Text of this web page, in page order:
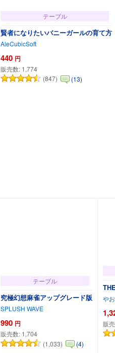
テーブル
賢者になりたいバニーガールの育て方
AleCubicSoft
440 円
販売数: 1,774
(847)
(13)
テーブル
究極幻想麻雀アップグレード版
SPLUSH WAVE
990 円
販売数: 1,704
(1,033)
(4)
カートに追加
や
販